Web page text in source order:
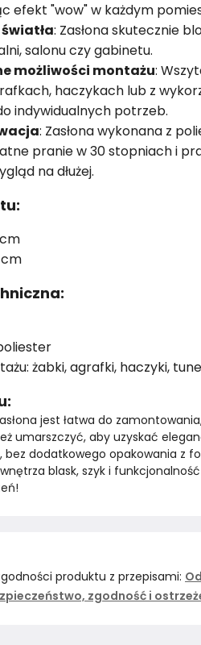
efekt "wow" w każdym
: Zasłona skutecznie
salonu czy gabinetu.
możliwości montażu:
haczykach lub z
indywidualnych potrzeb.
: Zasłona wykonana z
pranie w 30 stopniach i
na dłużej.
żabki, agrafki, haczyki,
jest łatwa do
umarszczyć, aby uzyskać
dodatkowego opakowania z
blask, szyk i
produktu z przepisami:
zgodność i